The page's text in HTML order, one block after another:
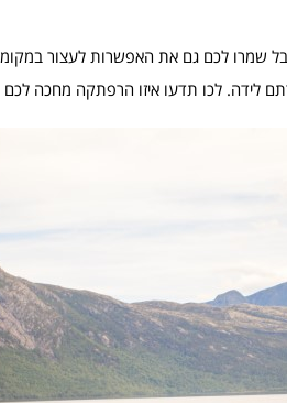
לכם גם את האפשרות לעצור
לידה. לכו תדעו איזו הרפתקה מחכה לכם